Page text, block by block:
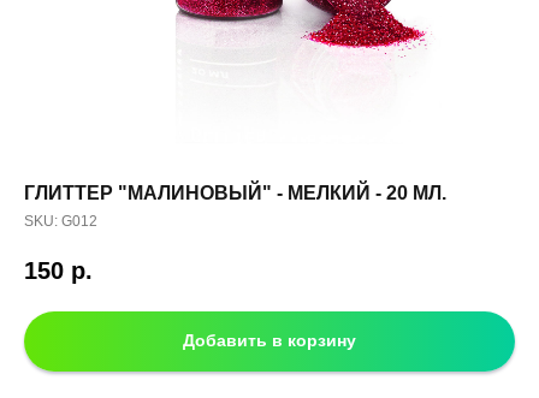
ГЛИТТЕР "МАЛИНОВЫЙ" - МЕЛКИЙ - 20 МЛ.
SKU: G012
150 р.
Добавить в корзину